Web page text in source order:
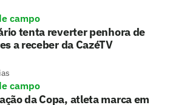
campo
tenta reverter penhora de
a receber da CazéTV
campo
da Copa, atleta marca em